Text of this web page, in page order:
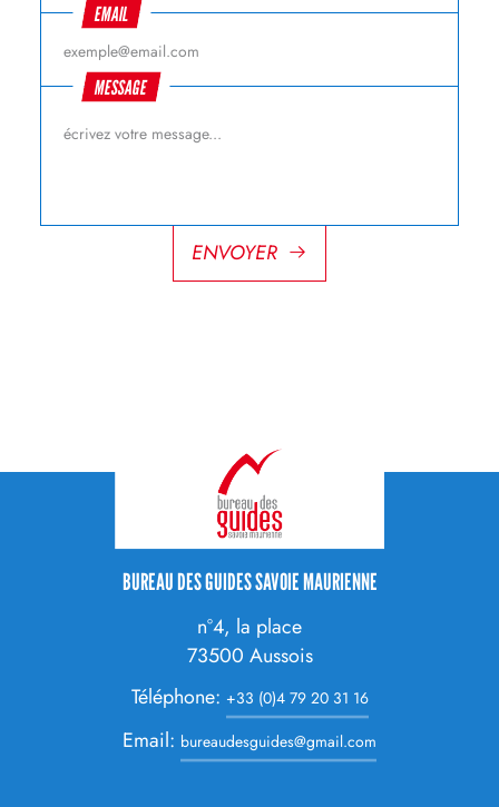
EMAIL
MESSAGE
ENVOYER
CONTACTBUREAU DES GUIDES SAVOIE MAURIENNE
n°4, la place
73500 Aussois
Téléphone: +33 (0)4 79 20 31 16
Email: bureaudesguides@gmail.com